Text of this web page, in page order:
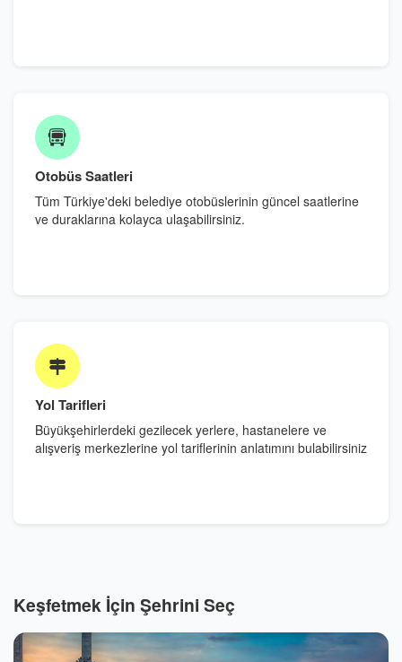
Otobüs Saatleri
Tüm Türkiye'deki belediye otobüslerinin güncel saatlerine
ve duraklarına kolayca ulaşabilirsiniz.
Yol Tarifleri
Büyükşehirlerdeki gezilecek yerlere, hastanelere ve
alışveriş merkezlerine yol tariflerinin anlatımını bulabilirsiniz
Keşfetmek İçin Şehrini Seç